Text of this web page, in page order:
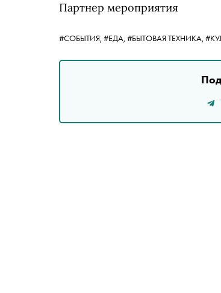
Партнер мероприятия
#СОБЫТИЯ, #ЕДА, #БЫТОВАЯ ТЕХНИКА,